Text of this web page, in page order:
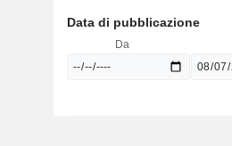
Data di pubblicazione
Da